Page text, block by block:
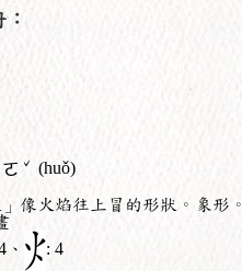
ˇ (huǒ)
」像火焰往上冒的形狀。象形。
、
: 4